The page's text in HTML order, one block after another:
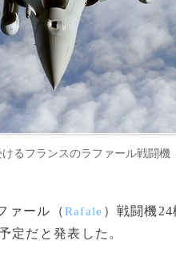
るフランスのラファール戦闘機
ァール（Rafale ）戦闘機
定だと発表した。